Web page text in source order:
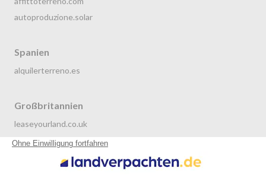
autoproduzione.solar
Spanien
alquilerterreno.es
Großbritannien
leaseyourland.co.uk
terraren.com